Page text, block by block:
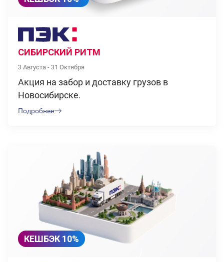
СИБИРСКИЙ РИТМ
3 Августа - 31 Октября
Акция на забор и доставку грузов в
Новосибирске.
Подробнее
КЕШБЭК 10%